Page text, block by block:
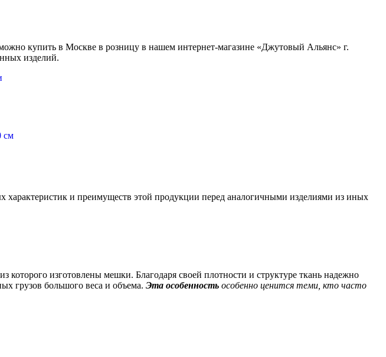
купить в Москве в розницу в нашем интернет-магазине «Джутовый Альянс» г.
изделий.
см
характеристик и преимуществ этой продукции перед аналогичными изделиями из иных
которого изготовлены мешки. Благодаря своей плотности и структуре ткань надежно
грузов большого веса и объема. Эта особенность особенно ценится теми, кто часто